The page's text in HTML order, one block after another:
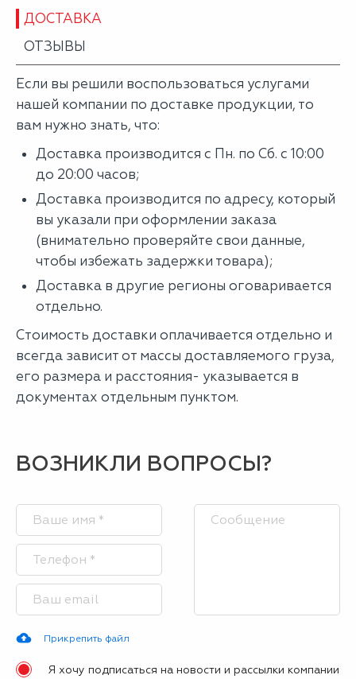
ДОСТАВКА
ОТЗЫВЫ
Если вы решили воспользоваться услугами
нашей компании по доставке продукции, то
вам нужно знать, что:
Доставка производится с Пн. по Сб. с 10:00
до 20:00 часов;
Доставка производится по адресу, который
вы указали при оформлении заказа
(внимательно проверяйте свои данные,
чтобы избежать задержки товара);
Доставка в другие регионы оговаривается
отдельно.
Стоимость доставки оплачивается отдельно и
всегда зависит от массы доставляемого груза,
его размера и расстояния- указывается в
документах отдельным пунктом.
ВОЗНИКЛИ ВОПРОСЫ?
Прикрепить файл
Я хочу подписаться на новости и рассылки компании